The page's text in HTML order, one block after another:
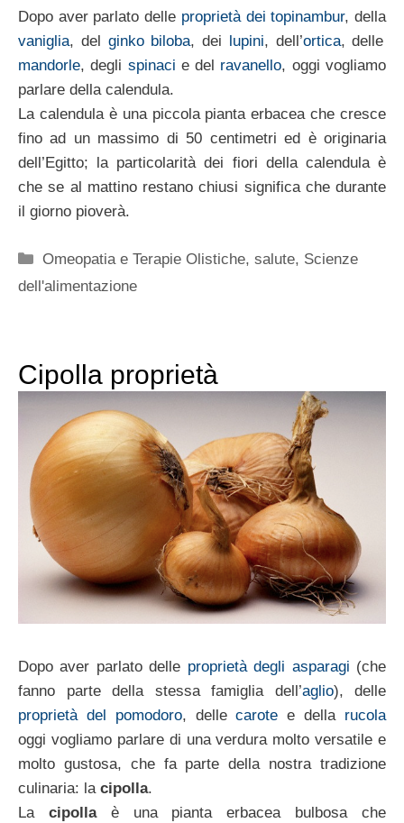
Dopo aver parlato delle proprietà dei topinambur, della
vaniglia, del ginko biloba, dei lupini, dell’ortica, delle
mandorle, degli spinaci e del ravanello, oggi vogliamo
parlare della calendula.
La calendula è una piccola pianta erbacea che cresce
fino ad un massimo di 50 centimetri ed è originaria
dell’Egitto; la particolarità dei fiori della calendula è
che se al mattino restano chiusi significa che durante
il giorno pioverà.
Categorie
Omeopatia e Terapie Olistiche,salute, Scienze
dell'alimentazione
Cipolla proprietà
Dopo aver parlato delle proprietà degli asparagi (che
fanno parte della stessa famiglia dell’aglio), delle
proprietà del pomodoro, dellecarote e dellarucola
oggi vogliamo parlare di una verdura molto versatile e
molto gustosa, che fa parte della nostra tradizione
culinaria: la cipolla.
Lacipollaè una pianta erbacea bulbosa che